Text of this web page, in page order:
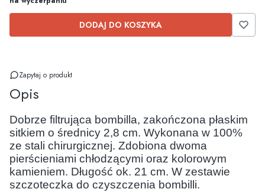
DODAJ DO KOSZYKA
Zapytaj o produkt
Opis
Dobrze filtrująca bombilla, zakończona płaskim
sitkiem o średnicy 2,8 cm. Wykonana w 100%
ze stali chirurgicznej. Zdobiona dwoma
pierścieniami chłodzącymi oraz kolorowym
kamieniem. Długość ok. 21 cm. W zestawie
szczoteczka do czyszczenia bombilli.